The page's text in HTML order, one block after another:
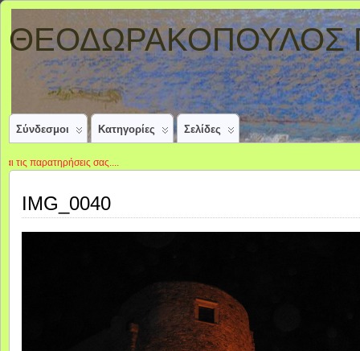
ΘΕΟΔΩΡΑΚΟΠΟΥΛΟΣ
Σύνδεσμοι Κατηγορίες Σελίδες
σας....
IMG_0040